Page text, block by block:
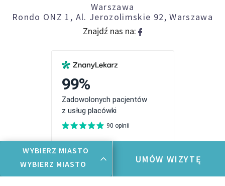
Warszawa
Rondo ONZ 1, Al. Jerozolimskie 92, Warszawa
Znajdź nas na:
WYBIERZ MIASTO
WYBIERZ MIASTO
UMÓW WIZYTĘ